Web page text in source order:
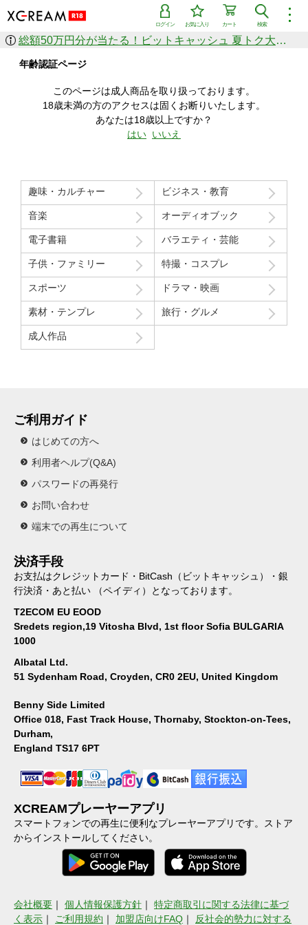
︙
検索
カート
お気に入り
ログイン
作品を探す
ジャンル
シリーズ
人気のセール中商品
新着セール中商品
すべての作品から探す
価格の安い順
価格の高い順
月間ランキング
年間ランキング
総額50万円分が当たる！ビットキャッシュ 夏トク大感謝祭
年齢認証ページ
このページは成人商品を取り扱っております。
18歳未満の方のアクセスは固くお断りいたします。
あなたは18歳以上ですか？
はい いいえ
趣味・カルチャー ビジネス・教育
音楽 オーディオブック
電子書籍 バラエティ・芸能
子供・ファミリー 特撮・コスプレ
スポーツ ドラマ・映画
素材・テンプレ 旅行・グルメ
成人作品
ご利用ガイド
はじめての方へ
利用者ヘルプ(Q&A)
パスワードの再発行
お問い合わせ
端末での再生について
決済手段
お支払はクレジットカード・BitCash（ビットキャッシュ）・銀
行決済・あと払い （ペイディ）となっております。
T2ECOM EU EOOD
Sredets region,19 Vitosha Blvd, 1st floor Sofia BULGARIA
1000
Albatal Ltd.
51 Sydenham Road, Croyden, CR0 2EU, United Kingdom
Benny Side Limited
Office 018, Fast Track House, Thornaby, Stockton-on-Tees,
Durham,
England TS17 6PT
XCREAMプレーヤーアプリ
スマートフォンでの再生に便利なプレーヤーアプリです。ストア
からインストールしてください。
会社概要 ｜ 個人情報保護方針 ｜ 特定商取引に関する法律に基づ
く表示 ｜ ご利用規約 ｜ 加盟店向けFAQ ｜ 反社会的勢力に対する